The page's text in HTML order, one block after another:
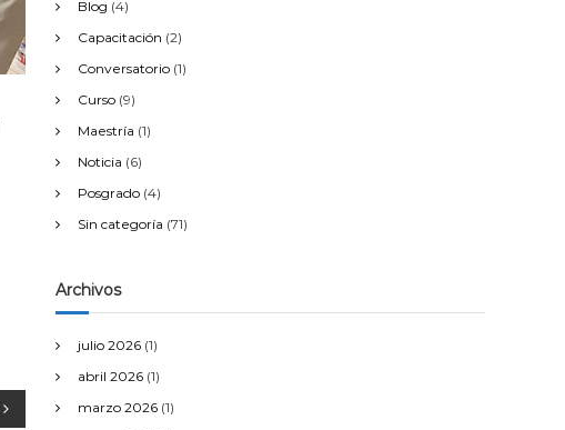
Blog (4)
Capacitación (2)
Conversatorio (1)
Curso (9)
Maestría (1)
Noticia (6)
Posgrado (4)
Sin categoría (71)
Archivos
julio 2026 (1)
abril 2026 (1)
marzo 2026 (1)